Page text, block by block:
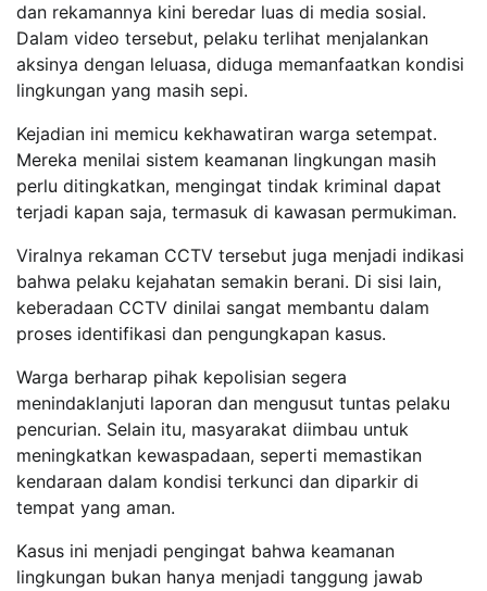
dan rekamannya kini beredar luas di media sosial.
Dalam video tersebut, pelaku terlihat menjalankan
aksinya dengan leluasa, diduga memanfaatkan kondisi
lingkungan yang masih sepi.
Kejadian ini memicu kekhawatiran warga setempat.
Mereka menilai sistem keamanan lingkungan masih
perlu ditingkatkan, mengingat tindak kriminal dapat
terjadi kapan saja, termasuk di kawasan permukiman.
Viralnya rekaman CCTV tersebut juga menjadi indikasi
bahwa pelaku kejahatan semakin berani. Di sisi lain,
keberadaan CCTV dinilai sangat membantu dalam
proses identifikasi dan pengungkapan kasus.
Warga berharap pihak kepolisian segera
menindaklanjuti laporan dan mengusut tuntas pelaku
pencurian. Selain itu, masyarakat diimbau untuk
meningkatkan kewaspadaan, seperti memastikan
kendaraan dalam kondisi terkunci dan diparkir di
tempat yang aman.
Kasus ini menjadi pengingat bahwa keamanan
lingkungan bukan hanya menjadi tanggung jawab